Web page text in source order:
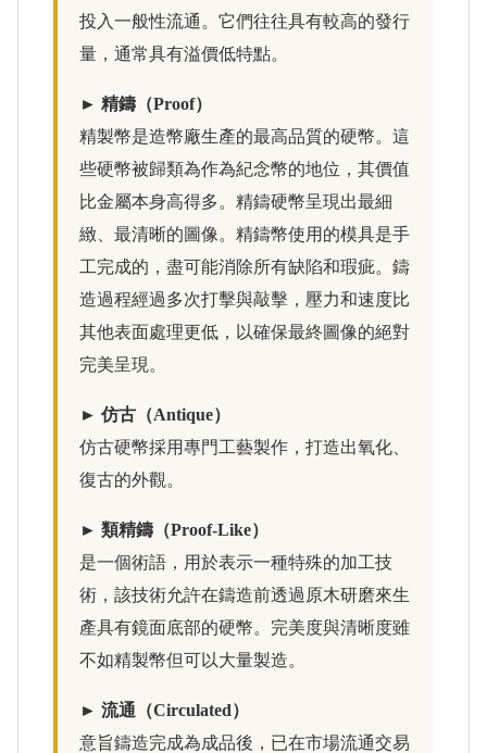
投入一般性流通。它們往往具有較高的發行
量，通常具有溢價低特點。
► 精鑄（Proof）
精製幣是造幣廠生產的最高品質的硬幣。這
些硬幣被歸類為作為紀念幣的地位，其價值
比金屬本身高得多。精鑄硬幣呈現出最細
緻、最清晰的圖像。精鑄幣使用的模具是手
工完成的，盡可能消除所有缺陷和瑕疵。鑄
造過程經過多次打擊與敲擊，壓力和速度比
其他表面處理更低，以確保最終圖像的絕對
完美呈現。
► 仿古（Antique）
仿古硬幣採用專門工藝製作，打造出氧化、
復古的外觀。
► 類精鑄（Proof-Like）
是一個術語，用於表示一種特殊的加工技
術，該技術允許在鑄造前透過原木研磨來生
產具有鏡面底部的硬幣。完美度與清晰度雖
不如精製幣但可以大量製造。
► 流通（Circulated）
意旨鑄造完成為成品後，已在市場流通交易